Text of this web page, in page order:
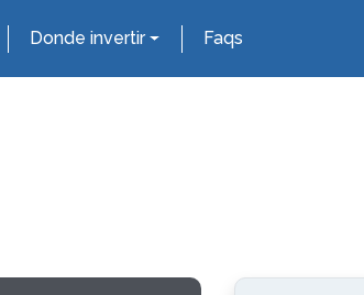
Donde invertir Faqs